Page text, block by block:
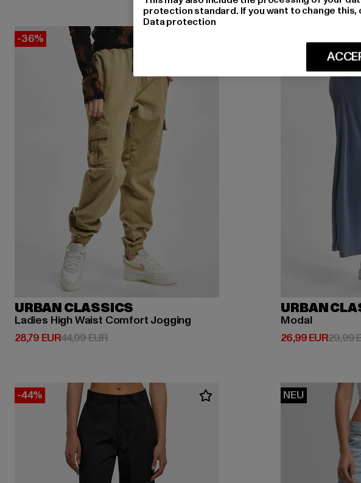
-36%
URBAN CLASSICS
Ladies High Waist Comfort Jogging
28,79 EUR
Derzeitiger Preis: 28,79 EUR
44,99 EURAktionspreis: 44,99 EUR
-10%
URBAN
Modal
26,99 EUR
Derzeitiger Preis:
29,99
-44% NEU
protection standard. If you want to change
Data protection